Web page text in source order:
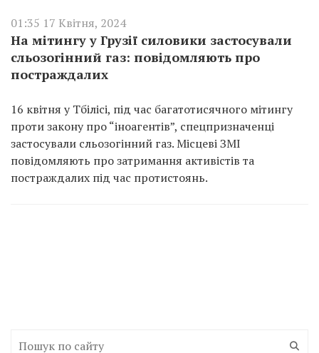
01:35 17 Квітня, 2024
На мітингу у Грузії силовики застосували
сльозогінний газ: повідомляють про
постраждалих
16 квітня у Тбілісі, під час багатотисячного мітингу
проти закону про “іноагентів”, спецпризначенці
застосували сльозогінний газ. Місцеві ЗМІ
повідомляють про затримання активістів та
постраждалих під час протистоянь.